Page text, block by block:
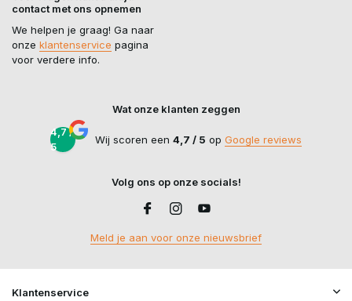
contact met ons opnemen
We helpen je graag! Ga naar
onze klantenservice pagina
voor verdere info.
Wat onze klanten zeggen
4,7 /
5
Wij scoren een 4,7 / 5 op Google reviews
Volg ons op onze socials!
Meld je aan voor onze nieuwsbrief
Klantenservice